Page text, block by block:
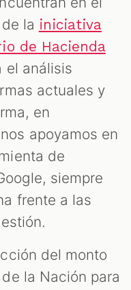
la iniciativa
de Hacienda
el análisis
actuales y
en
apoyamos en
de
siempre
frente a las
del monto
la Nación para